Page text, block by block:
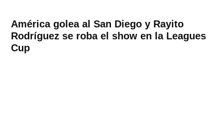
América golea al San Diego y Rayito
Rodríguez se roba el show en la Leagues
Cup